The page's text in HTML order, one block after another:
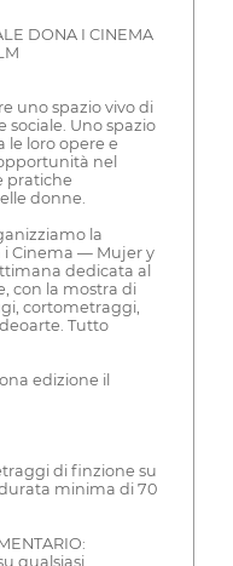
DONA I CINEMA
uno spazio vivo di
sociale. Uno spazio
le loro opere e
nel
pratiche
donne.
la
i Cinema — Mujer y
dedicata al
con la mostra di
cortometraggi,
Tutto
edizione il
di finzione su
minima di 70
qualsiasi